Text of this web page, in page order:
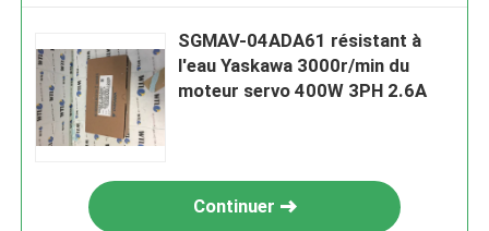
SGMAV-04ADA61 résistant à
l'eau Yaskawa 3000r/min du
moteur servo 400W 3PH 2.6A
Continuer